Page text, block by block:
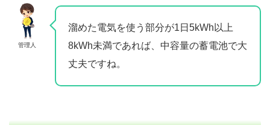
管理人
溜めた電気を使う部分が1日5kWh以上
8kWh未満であれば、中容量の蓄電池で大
丈夫ですね。